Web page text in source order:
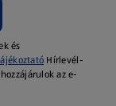
és
Hírlevél-
az e-